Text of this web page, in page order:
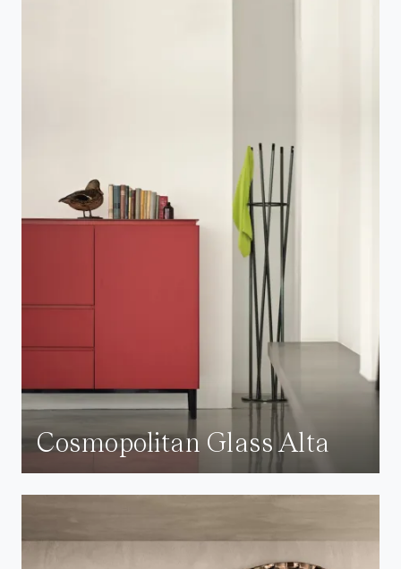
Cosmopolitan Glass Alta